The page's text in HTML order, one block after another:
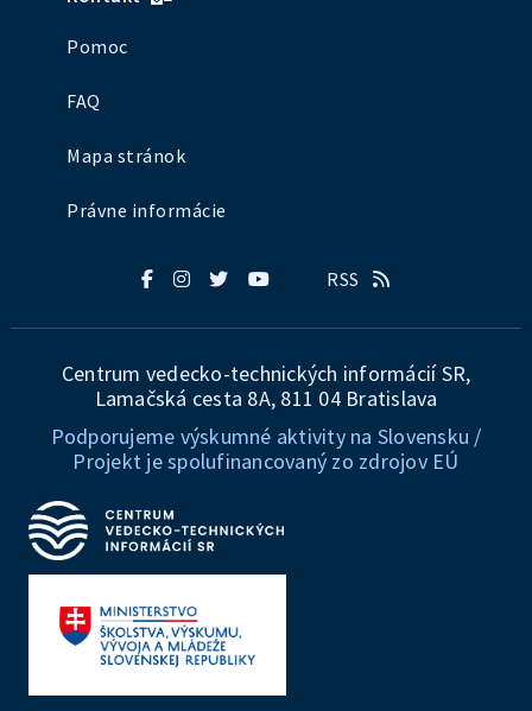
Pomoc
FAQ
Mapa stránok
Právne informácie
RSS
Centrum vedecko-technických informácií SR,
Lamačská cesta 8A, 811 04 Bratislava
Podporujeme výskumné aktivity na Slovensku /
Projekt je spolufinancovaný zo zdrojov EÚ